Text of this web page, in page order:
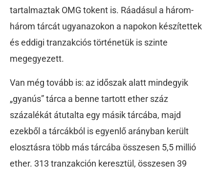
tartalmaztak OMG tokent is. Ráadásul a három-
három tárcát ugyanazokon a napokon készítettek
és eddigi tranzakciós történetük is szinte
megegyezett.
Van még tovább is: az időszak alatt mindegyik
„gyanús” tárca a benne tartott ether száz
százalékát átutalta egy másik tárcába, majd
ezekből a tárcákból is egyenlő arányban került
elosztásra több más tárcába összesen 5,5 millió
ether. 313 tranzakción keresztül, összesen 39